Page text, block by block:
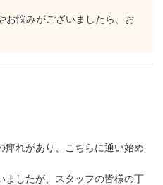
お悩みがございましたら、お
痺れがあり、こちらに通い始め
ましたが、スタッフの皆様の丁